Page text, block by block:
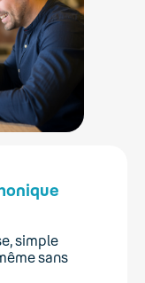
simple
sans